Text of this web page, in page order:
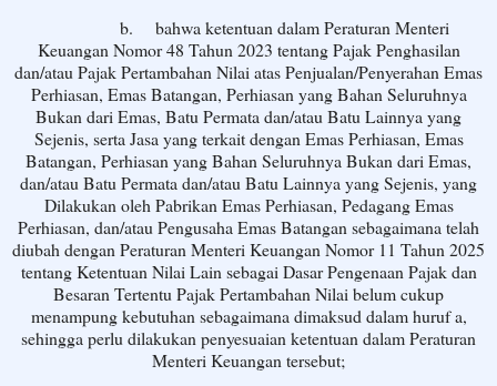
b.
bahwa ketentuan dalam Peraturan Menteri
Keuangan Nomor 48 Tahun 2023 tentang Pajak Penghasilan
dan/atau Pajak Pertambahan Nilai atas Penjualan/Penyerahan Emas
Perhiasan, Emas Batangan, Perhiasan yang Bahan Seluruhnya
Bukan dari Emas, Batu Permata dan/atau Batu Lainnya yang
Sejenis, serta Jasa yang terkait dengan Emas Perhiasan, Emas
Batangan, Perhiasan yang Bahan Seluruhnya Bukan dari Emas,
dan/atau Batu Permata dan/atau Batu Lainnya yang Sejenis, yang
Dilakukan oleh Pabrikan Emas Perhiasan, Pedagang Emas
Perhiasan, dan/atau Pengusaha Emas Batangan sebagaimana telah
diubah dengan Peraturan Menteri Keuangan Nomor 11 Tahun 2025
tentang Ketentuan Nilai Lain sebagai Dasar Pengenaan Pajak dan
Besaran Tertentu Pajak Pertambahan Nilai belum cukup
menampung kebutuhan sebagaimana dimaksud dalam huruf a,
sehingga perlu dilakukan penyesuaian ketentuan dalam Peraturan
Menteri Keuangan tersebut;